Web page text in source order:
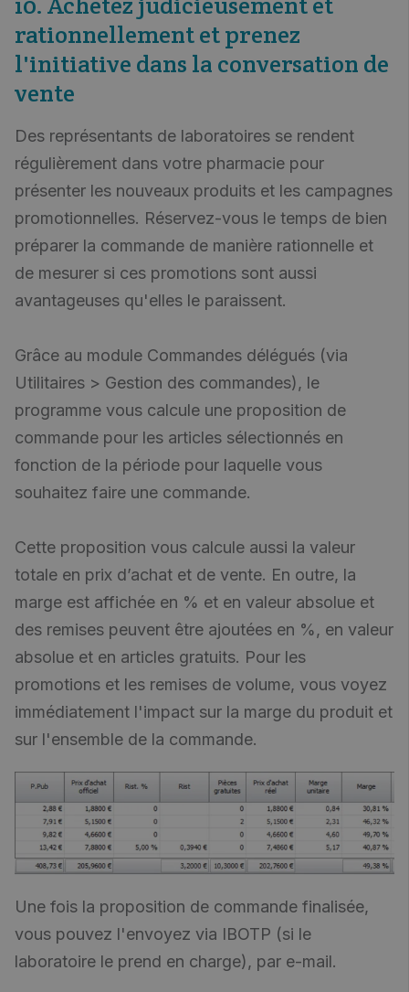
rationnellement et prenez
l'initiative dans la conversation de
vente
Des représentants de laboratoires se rendent
régulièrement dans votre pharmacie pour
présenter les nouveaux produits et les campagnes
promotionnelles. Réservez-vous le temps de bien
préparer la commande de manière rationnelle et
de mesurer si ces promotions sont aussi
avantageuses qu'elles le paraissent.
Grâce au module Commandes délégués (via
Utilitaires > Gestion des commandes), le
programme vous calcule une proposition de
commande pour les articles sélectionnés en
fonction de la période pour laquelle vous
souhaitez faire une commande.
Cette proposition vous calcule aussi la valeur
totale en prix d’achat et de vente. En outre, la
marge est affichée en % et en valeur absolue et
des remises peuvent être ajoutées en %, en valeur
absolue et en articles gratuits. Pour les
promotions et les remises de volume, vous voyez
immédiatement l'impact sur la marge du produit et
sur l'ensemble de la commande.
Une fois la proposition de commande finalisée,
vous pouvez l'envoyez via IBOTP (si le
laboratoire le prend en charge), par e-mail.